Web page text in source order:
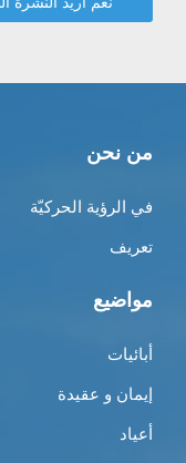
من نحن
في الرؤية الحركيّة
تعريف
مواضيع
أبائيات
إيمان و عقيدة
أعياد